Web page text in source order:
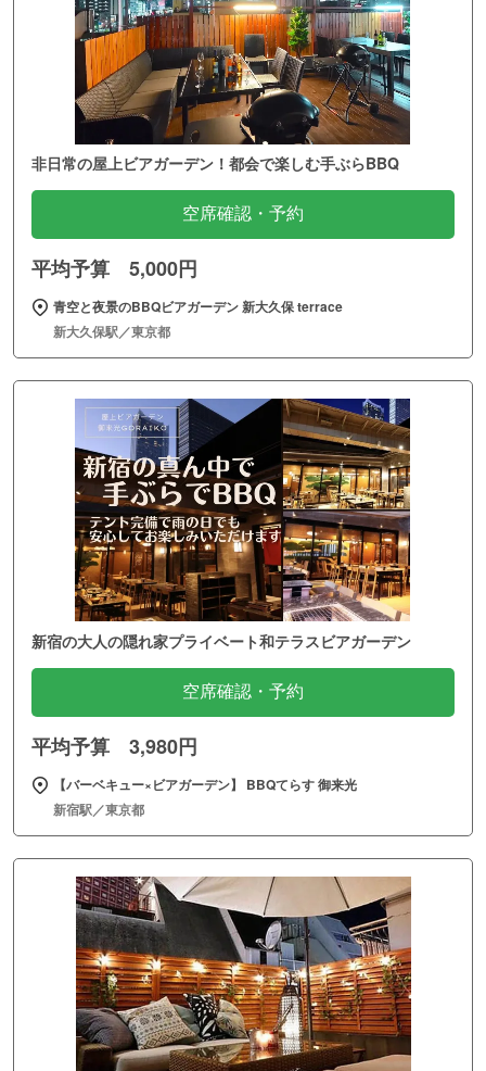
非日常の屋上ビアガーデン！都会で楽しむ手ぶらBBQ
空席確認・予約
平均予算 5,000円
青空と夜景のBBQビアガーデン 新大久保 terrace
新大久保駅／東京都
新宿の大人の隠れ家プライベート和テラスビアガーデン
空席確認・予約
平均予算 3,980円
【バーベキュー×ビアガーデン】 BBQてらす 御来光
新宿駅／東京都